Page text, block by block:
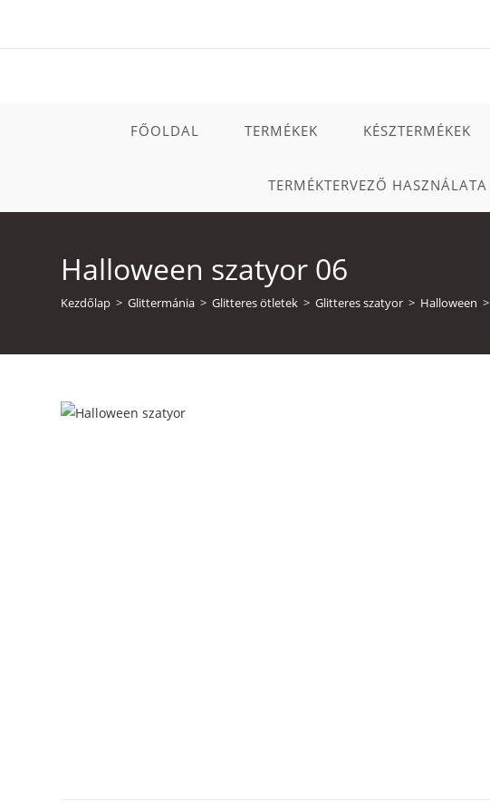
FŐOLDAL TERMÉKEK KÉSZTERMÉKEK
TERMÉKTERVEZŐ HASZNÁLATA
Halloween szatyor 06
Kezdőlap > Glittermánia > Glitteres ötletek > Glitteres szatyor > Halloween >